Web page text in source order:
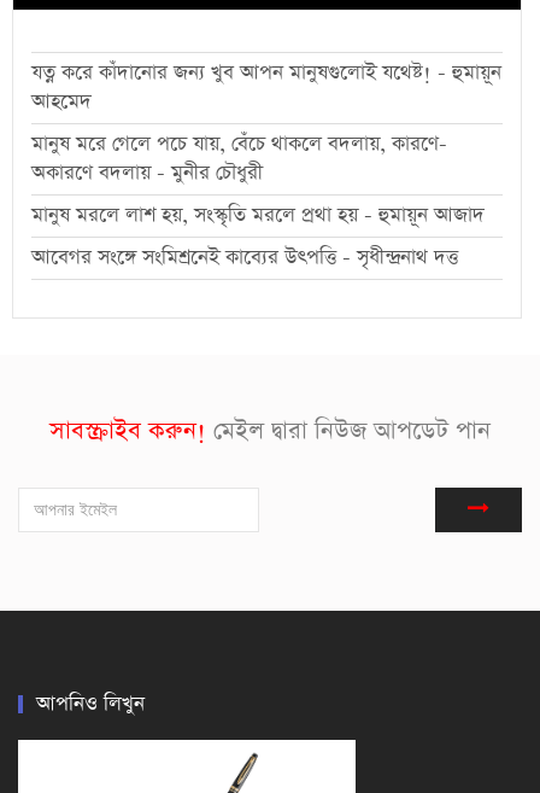
যত্ন করে কাঁদানোর জন্য খুব আপন মানুষগুলোই যথেষ্ট! - হুমায়ূন
আহমেদ
মানুষ মরে গেলে পচে যায়, বেঁচে থাকলে বদলায়, কারণে-
অকারণে বদলায় - মুনীর চৌধুরী
মানুষ মরলে লাশ হয়, সংস্কৃতি মরলে প্রথা হয় - হুমায়ূন আজাদ
আবেগর সংঙ্গে সংমিশ্রনেই কাব্যের উৎপত্তি - সৃধীন্দ্রনাথ দত্ত
সাবস্ক্রাইব করুন! মেইল দ্বারা নিউজ আপডেট পান
আপনিও লিখুন